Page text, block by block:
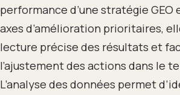
performance d’une stratégie GEO
axes d’amélioration prioritaires,
lecture précise des résultats et
l’ajustement des actions dans le
L’analyse des données permet